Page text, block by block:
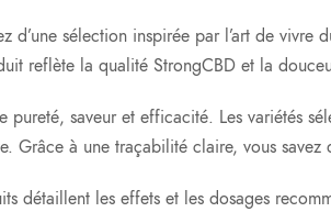
d’une sélection inspirée par l’art de vivre
reflète la qualité StrongCBD et la
pureté, saveur et efficacité. Les variétés
Grâce à une traçabilité claire, vous
détaillent les effets et les dosages